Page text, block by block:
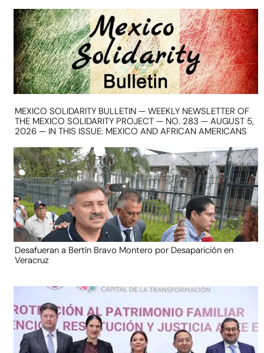
MEXICO SOLIDARITY BULLETIN — WEEKLY NEWSLETTER OF
THE MEXICO SOLIDARITY PROJECT — NO. 283 — AUGUST 5,
2026 — IN THIS ISSUE: MEXICO AND AFRICAN AMERICANS
Desafueran a Bertín Bravo Montero por Desaparición en
Veracruz